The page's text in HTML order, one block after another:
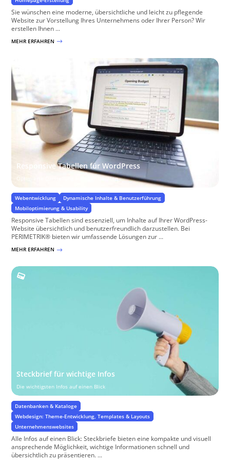
Sie wünschen eine moderne, übersichtliche und leicht zu pflegende
Website zur Vorstellung Ihres Unternehmens oder Ihrer Person? Wir
erstellen Ihnen ...
MEHR ERFAHREN $
Responsive Tabellen für WordPress
Optimierte Darstellung auf allen Geräten
Webentwicklung
Dynamische Inhalte & Benutzerführung
Mobiloptimierung & Usability
Responsive Tabellen sind essenziell, um Inhalte auf Ihrer WordPress-
Website übersichtlich und benutzerfreundlich darzustellen. Bei
PERIMETRIK® bieten wir umfassende Lösungen zur ...
MEHR ERFAHREN $
Steckbrief für wichtige Infos
Die wichtigsten Infos auf einen Blick
Datenbanken & Kataloge
Webdesign: Theme-Entwicklung, Templates & Layouts
Unternehmenswebsites
Alle Infos auf einen Blick: Steckbriefe bieten eine kompakte und visuell
ansprechende Möglichkeit, wichtige Informationen schnell und
übersichtlich zu präsentieren. ...